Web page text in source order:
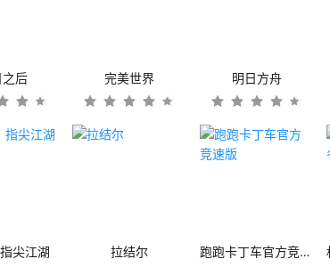
后 完美世界 明日方舟
尖江湖 拉结尔 跑跑卡丁车官方竞速版